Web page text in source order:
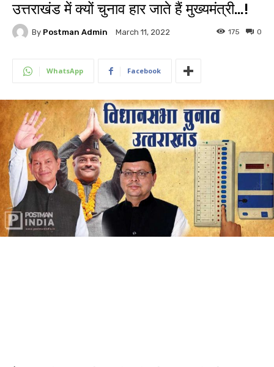
उत्तराखंड में क्यों चुनाव हार जाते हैं मुख्यमंत्री…!
By Postman Admin March 11, 2022 0
175
WhatsApp Facebook